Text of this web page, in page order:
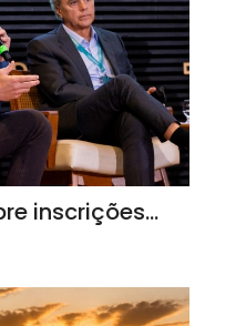
inscrições…